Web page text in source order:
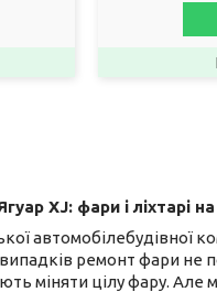
XJ: фари і ліхтарі
автомобілебудівної
ремонт фари не
міняти цілу фару. Але